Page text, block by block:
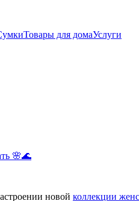
Товары для домаУслуги
🌸🌊
новой коллекции